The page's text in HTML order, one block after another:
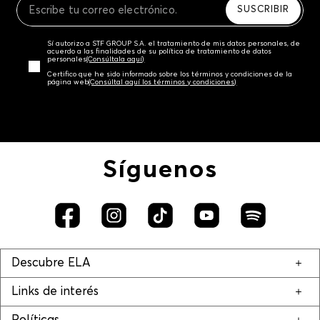
SUSCRIBIR
Sí autorizo a STF GROUP S.A. el tratamiento de mis datos personales, de
acuerdo a las finalidades de su política de tratamiento de datos
personales‎(Consúltala aquí)
Certifico que he sido informado sobre los términos y condiciones de la
página web‎(Consúltal aquí los términos y condiciones)
Síguenos
Descubre ELA
Links de interés